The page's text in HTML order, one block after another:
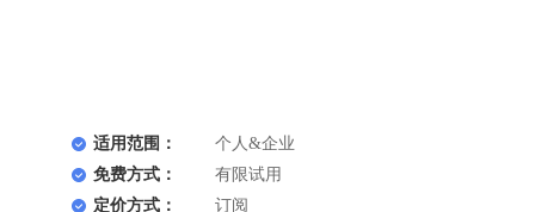
适用范围：
个人&企业
免费方式：
有限试用
定价方式：
订阅